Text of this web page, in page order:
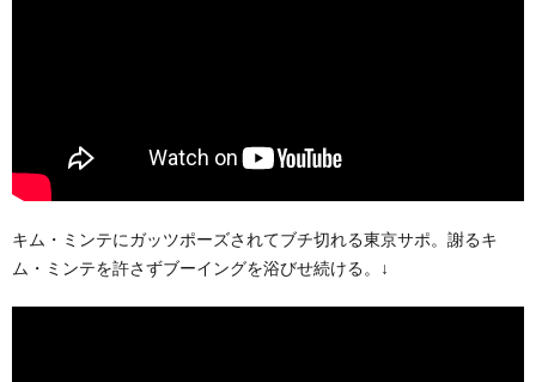
キム・ミンテにガッツポーズされてブチ切れる東京サポ。謝るキ
ム・ミンテを許さずブーイングを浴びせ続ける。↓